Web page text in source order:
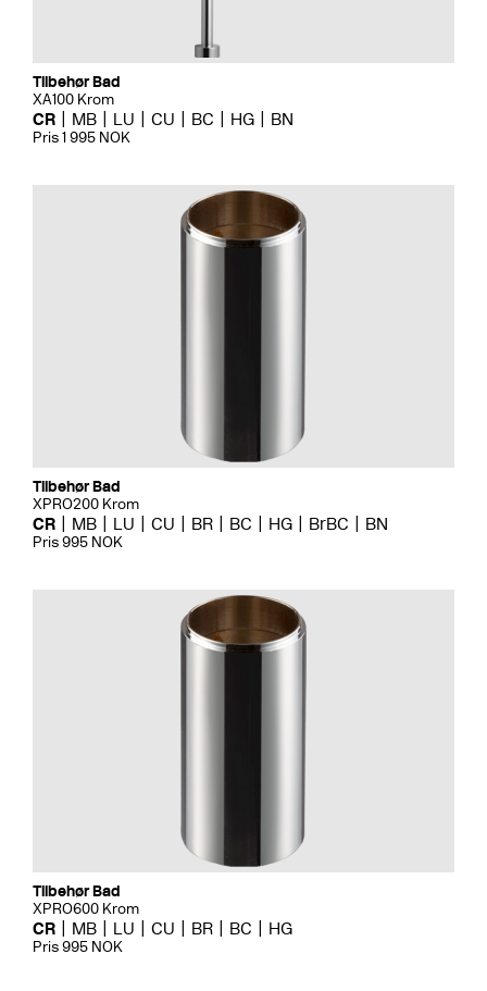
Tilbehør Bad
XA100 Krom
CR MB LU CU BC HG BN
Pris 1 995 NOK
Tilbehør Bad
XPRO200 Krom
CR MB LU CU BR BC HG BrBC BN
Pris 995 NOK
Tilbehør Bad
XPRO600 Krom
CR MB LU CU BR BC HG
Pris 995 NOK